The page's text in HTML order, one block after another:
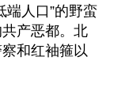
端人口”的野蛮
产恶都。北
和红袖箍以